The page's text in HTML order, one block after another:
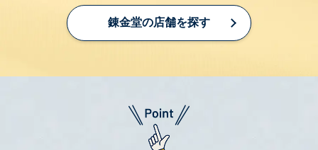
錬金堂の店舗を探す